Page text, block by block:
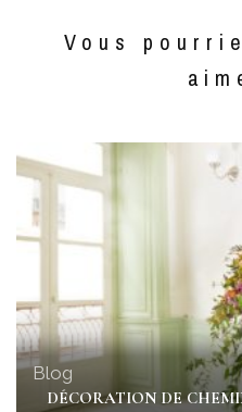
Vous
Blog
DÉCORATION DE